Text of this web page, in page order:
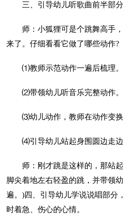
三、引导幼儿听歌曲前半部分
师：小狐狸可是个跳舞高手，
来了。仔细看看它做了哪些动作?
⑴教师示范动作一遍后梳理。
⑵带领幼儿听音乐完整动作。
⑶幼儿动作，教师在动作变换
⑷引导幼儿站起身围圆边走边
师：刚才跳是这样的，那站起
脚尖着地左右轻盈的跳，并带领
遍。)四、引导幼儿学说说唱部分
时着急、伤心的心情。